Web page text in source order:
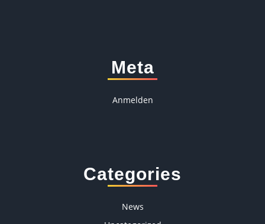
Meta
Anmelden
Categories
News